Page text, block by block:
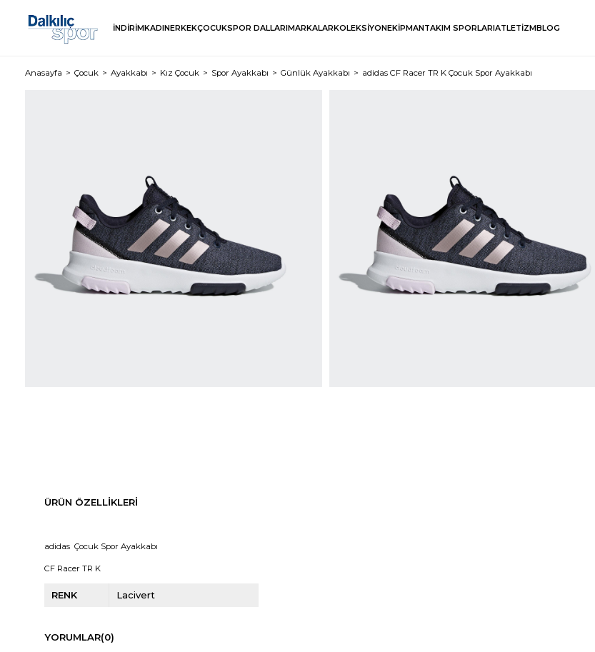
İNDİRİMKADINERKEKÇOCUKSPOR DALLARIMARKALARKOLEKSİYONEKİPMANTAKIM SPORLARIATLETİZMBLOG
Anasayfa Çocuk Ayakkabı Kız Çocuk Spor Ayakkabı Günlük Ayakkabı adidas CF Racer TR K Çocuk Spor Ayakkabı
ÜRÜN ÖZELLIKLERI
adidas Çocuk Spor Ayakkabı
CF Racer TR K
RENK Lacivert
YORUMLAR(0)